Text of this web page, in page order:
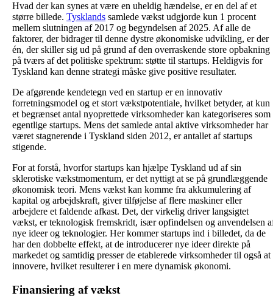
Hvad der kan synes at være en uheldig hændelse, er en del af et
større billede. Tysklands samlede vækst udgjorde kun 1 procent
mellem slutningen af 2017 og begyndelsen af 2025. Af alle de
faktorer, der bidrager til denne dystre økonomiske udvikling, er der
én, der skiller sig ud på grund af den overraskende store opbakning
på tværs af det politiske spektrum: støtte til startups. Heldigvis for
Tyskland kan denne strategi måske give positive resultater.
De afgørende kendetegn ved en startup er en innovativ
forretningsmodel og et stort vækstpotentiale, hvilket betyder, at kun
et begrænset antal nyoprettede virksomheder kan kategoriseres som
egentlige startups. Mens det samlede antal aktive virksomheder har
været stagnerende i Tyskland siden 2012, er antallet af startups
stigende.
For at forstå, hvorfor startups kan hjælpe Tyskland ud af sin
sklerotiske vækstmomentum, er det nyttigt at se på grundlæggende
økonomisk teori. Mens vækst kan komme fra akkumulering af
kapital og arbejdskraft, giver tilføjelse af flere maskiner eller
arbejdere et faldende afkast. Det, der virkelig driver langsigtet
vækst, er teknologisk fremskridt, især opfindelsen og anvendelsen
nye ideer og teknologier. Her kommer startups ind i billedet, da de
har den dobbelte effekt, at de introducerer nye ideer direkte på
markedet og samtidig presser de etablerede virksomheder til også at
innovere, hvilket resulterer i en mere dynamisk økonomi.
Finansiering af vækst